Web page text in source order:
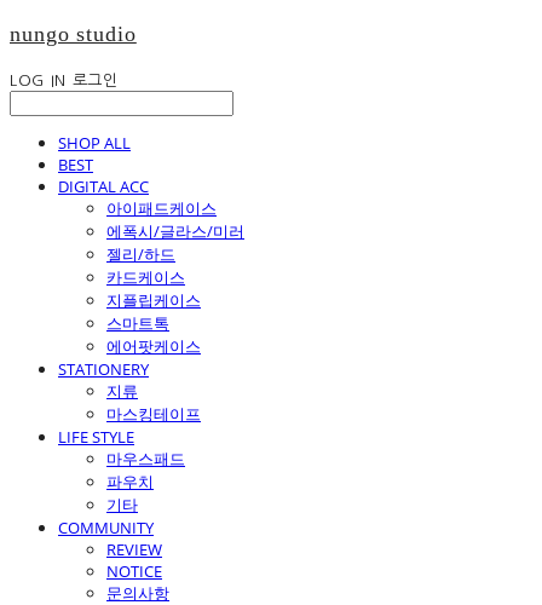
nungo studio
LOG IN 로그인
SHOP ALL
BEST
DIGITAL ACC
아이패드케이스
에폭시/글라스/미러
젤리/하드
카드케이스
지플립케이스
스마트톡
에어팟케이스
STATIONERY
지류
마스킹테이프
LIFE STYLE
마우스패드
파우치
기타
COMMUNITY
REVIEW
NOTICE
문의사항